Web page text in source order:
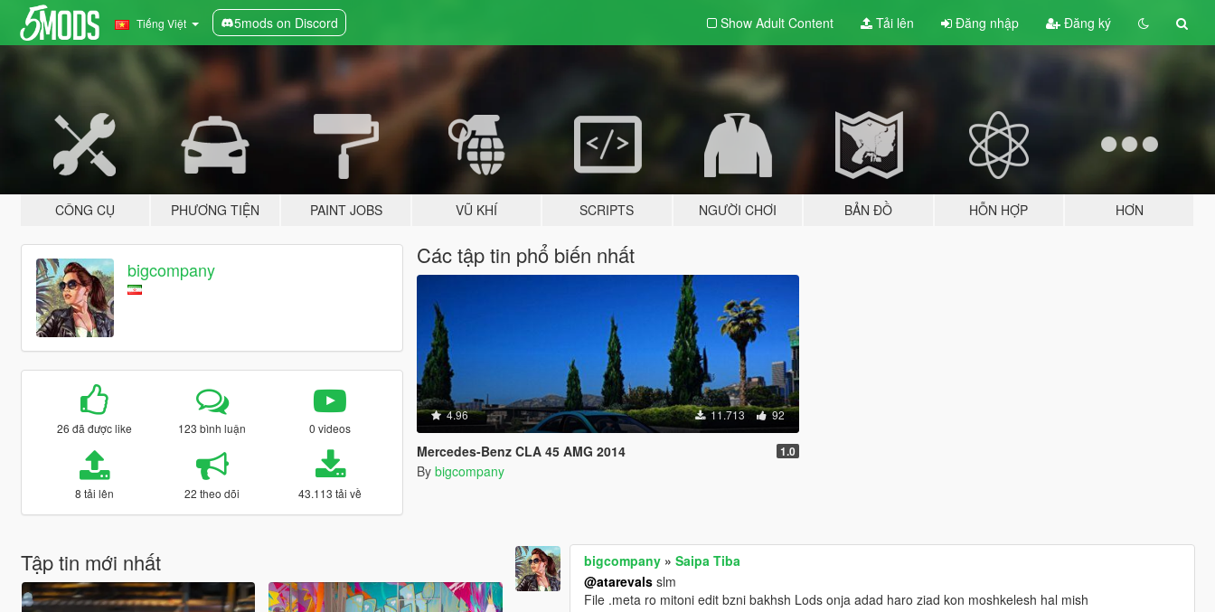
Tiếng Việt 5mods on Discord Show Adult Content Tải lên Đăng nhập Đăng ký
CÔNG CỤ PHƯƠNG TIỆN PAINT JOBS VŨ KHÍ SCRIPTS NGƯỜI CHƠI BẢN ĐỒ HỖN HỢP HƠN
bigcompany
26 đã được like 123 bình luận 0 videos
8 tải lên 22 theo dõi 43.113 tải về
Các tập tin phổ biến nhất
4.96 11.713 92
Mercedes-Benz CLA 45 AMG 2014 1.0
By bigcompany
Tập tin mới nhất bigcompany »Saipa Tiba
@atarevals slm
File .meta ro mitoni edit bzni bakhsh Lods onja adad haro ziad kon moshkelesh hal mish